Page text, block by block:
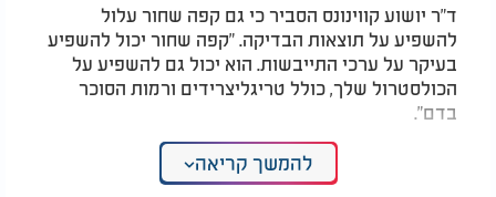
ד"ר יושוע קווינונס הסביר כי גם קפה שחור עלול
להשפיע על תוצאות הבדיקה. "קפה שחור יכול להשפיע
בעיקר על ערכי התייבשות. הוא יכול גם להשפיע על
הכולסטרול שלך, כולל טריגליצרידים ורמות הסוכר
בדם".
המלצות נוספותלהמשך קריאה